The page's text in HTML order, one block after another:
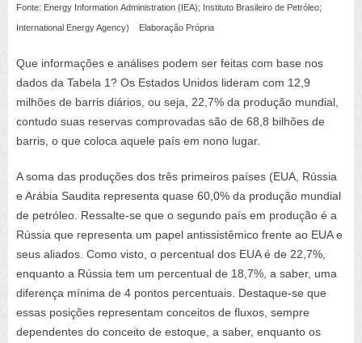
Fonte: Energy Information Administration (IEA); Instituto Brasileiro de Petróleo;
International EnergyAgency) Elaboração Própria
Que informações e análises podem ser feitas com base nos
dados da Tabela 1? Os Estados Unidos lideram com 12,9
milhões de barris diários, ou seja, 22,7% da produção mundial,
contudo suas reservas comprovadas são de 68,8 bilhões de
barris, o que coloca aquele país em nono lugar.
A soma das produções dos três primeiros países (EUA, Rússia
e Arábia Saudita representa quase 60,0% da produção mundial
de petróleo. Ressalte-se que o segundo país em produção é a
Rússia que representa um papel antissistêmico frente ao EUA e
seus aliados. Como visto, o percentual dos EUA é de 22,7%,
enquanto a Rússia tem um percentual de 18,7%, a saber, uma
diferença mínima de 4 pontos percentuais. Destaque-se que
essas posições representam conceitos de fluxos, sempre
dependentes do conceito de estoque, a saber, enquanto os